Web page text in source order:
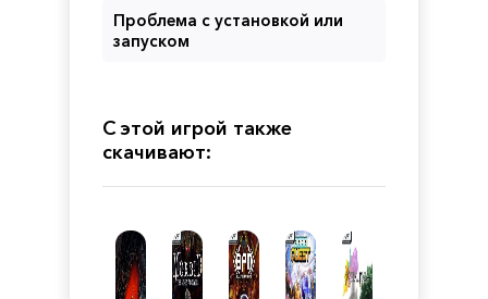
Проблема с установкой или
запуском
С этой игрой также
скачивают: